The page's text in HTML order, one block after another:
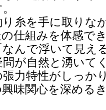
糸を手に取りな
仕組みを体感で
んで浮いて見え
が自然と湧いて
力特性がしっか
味関心を深める